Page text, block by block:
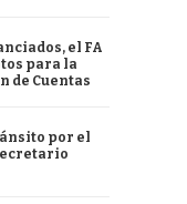
el FA
para la
de Cuentas
por el